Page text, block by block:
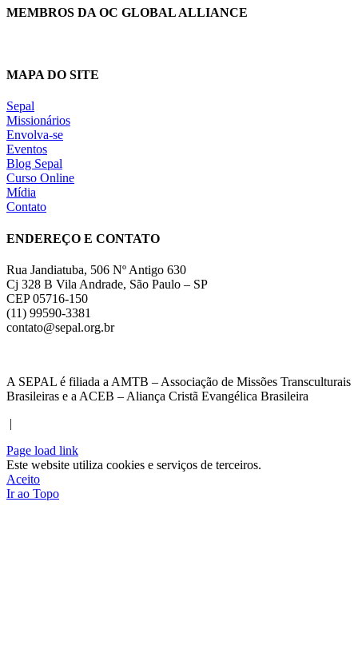
MEMBROS DA OC GLOBAL ALLIANCE
MAPA DO SITE
Sepal
Missionários
Envolva-se
Eventos
Blog Sepal
Curso Online
Mídia
Contato
ENDEREÇO E CONTATO
Rua Jandiatuba, 506 Nº Antigo 630
Cj 328 B Vila Andrade, São Paulo – SP
CEP 05716-150
(11) 99590-3381
contato@sepal.org.br
A SEPAL é filiada a AMTB – Associação de Missões Transculturais
Brasileiras e a ACEB – Aliança Cristã Evangélica Brasileira
|
Page load link
Este website utiliza cookies e serviços de terceiros.
Aceito
Ir ao Topo